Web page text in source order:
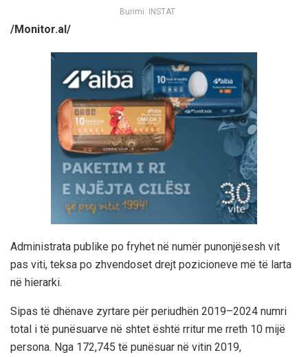
Burimi: INSTAT
/Monitor.al/
Administrata publike po fryhet në numër punonjësesh vit
pas viti, teksa po zhvendoset drejt pozicioneve më të larta
në hierarki.
Sipas të dhënave zyrtare për periudhën 2019–2024 numri
total i të punësuarve në shtet është rritur me rreth 10 mijë
persona. Nga 172,745 të punësuar në vitin 2019,